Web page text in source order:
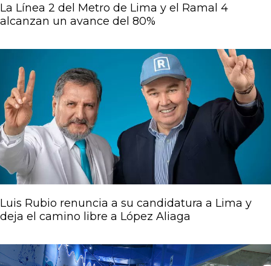
La Línea 2 del Metro de Lima y el Ramal 4
alcanzan un avance del 80%
Luis Rubio renuncia a su candidatura a Lima y
deja el camino libre a López Aliaga